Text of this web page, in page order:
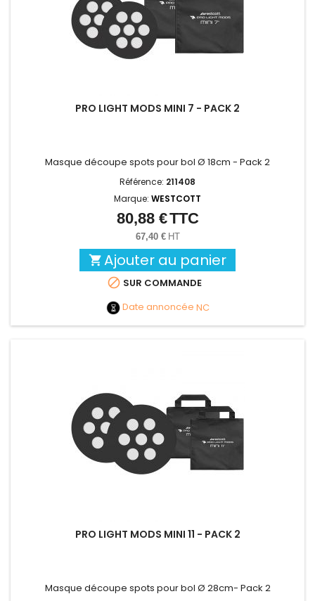
PRO LIGHT MODS MINI 7 - PACK 2
Masque découpe spots pour bol Ø 18cm - Pack 2
Référence: 211408
Marque: WESTCOTT
Prix
80,88 €TTC
67,40 € HT
 Ajouter au panier
 SUR COMMANDE
Date annoncée NC
PRO LIGHT MODS MINI 11 - PACK 2
Masque découpe spots pour bol Ø 28cm- Pack 2